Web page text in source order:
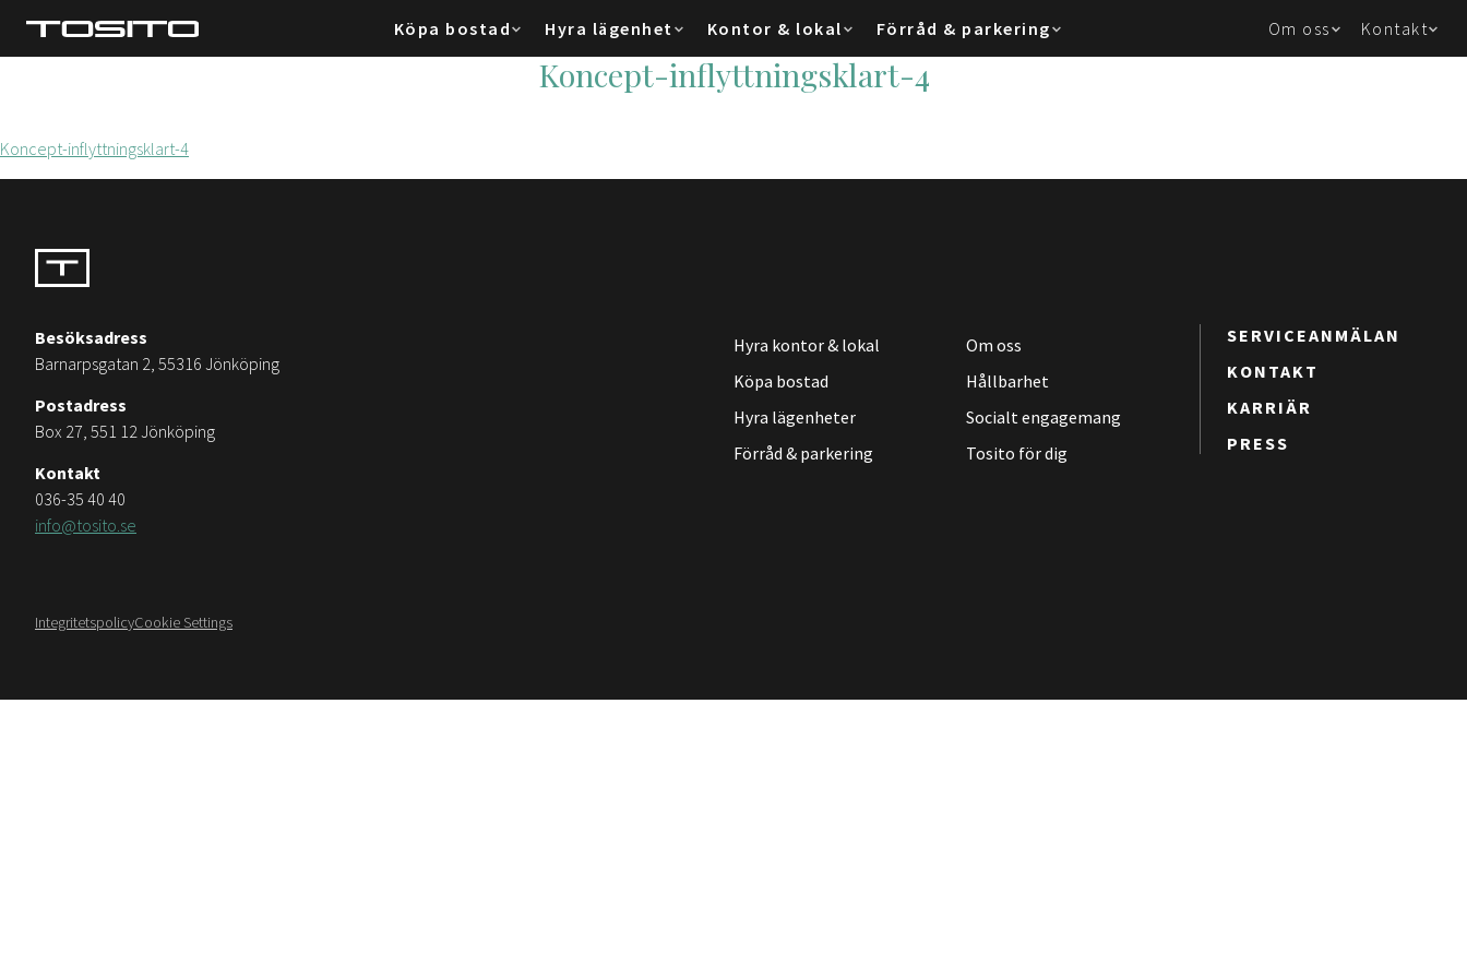
Köpa bostad Hyra lägenhet Kontor & lokal Förråd & parkering Om oss Kontakt
Koncept-inflyttningsklart-4
Koncept-inflyttningsklart-4
Besöksadress
Barnarpsgatan 2, 55316 Jönköping
Postadress
Box 27, 551 12 Jönköping
Kontakt
036-35 40 40
info@tosito.se
Hyra kontor & lokal
Köpa bostad
Hyra lägenheter
Förråd & parkering
Om oss
Hållbarhet
Socialt engagemang
Tosito för dig
SERVICEANMÄLAN
KONTAKT
KARRIÄR
PRESS
IntegritetspolicyCookie Settings